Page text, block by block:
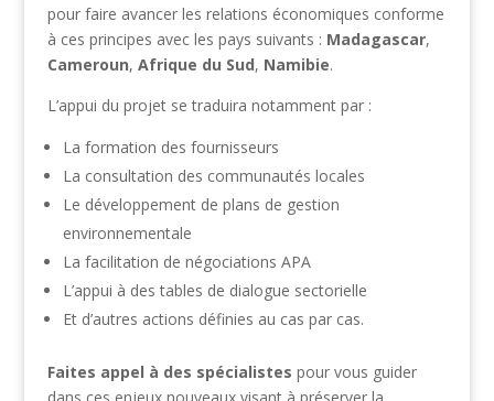
pour faire avancer les relations économiques conforme
à ces principes avec les pays suivants : Madagascar,
Cameroun, Afrique du Sud, Namibie.
L’appui du projet se traduira notamment par :
La formation des fournisseurs
La consultation des communautés locales
Le développement de plans de gestion
environnementale
La facilitation de négociations APA
L’appui à des tables de dialogue sectorielle
Et d’autres actions définies au cas par cas.
Faites appel à des spécialistes pour vous guider